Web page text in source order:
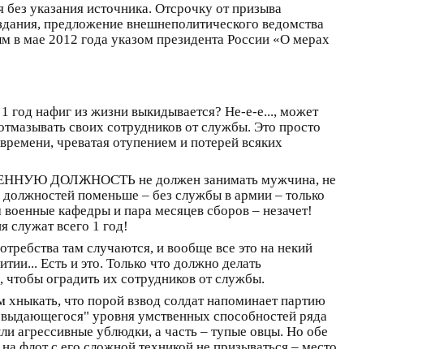
указания источника. Отсрочку от призыва
предложение внешнеполитического ведомства
в мае 2012 года указом президента России «О мерах
год нафиг из жизни выкидывается? Не-е-е..., может
своих сотрудников от службы. Это просто
чреватая отупением и потерей всяких
ДОЛЖНОСТЬ не должен занимать мужчина, не
поменьше – без службы в армии – только
кафедры и пара месяцев сборов – незачет!
служат всего 1 год!
там случаются, и вообще все это на некий
Есть и это. Только что должно делать
оградить их сотрудников от службы.
хныкать, что порой взвод солдат напоминает партию
уровня умственных способностей ряда
агрессивные ублюдки, а часть – тупые овцы. Но обе